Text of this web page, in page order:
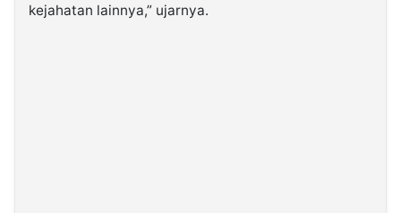
kejahatan lainnya,” ujarnya.